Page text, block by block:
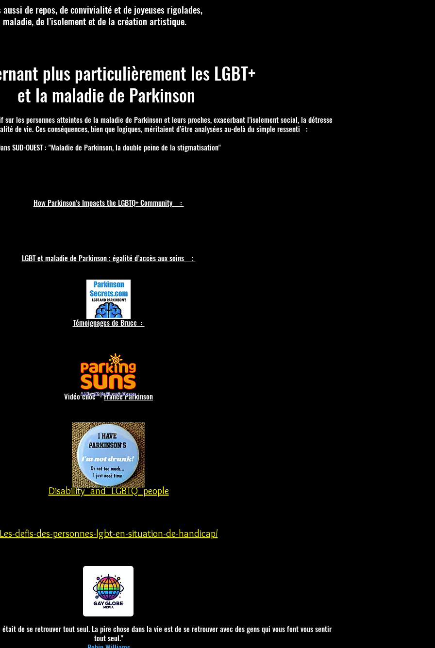
de repos, de convivialité et de joyeuses rigolades,
de l’isolement et de la création artistique.
plus particulièrement les LGBT+
et la maladie de Parkinson
les personnes atteintes de la maladie de Parkinson et leurs proches, exacerbant l’isolement social, la détresse
de vie. Ces conséquences, bien que logiques, méritaient d’être analysées au-delà du simple ressenti :
SUD-OUEST : "Maladie de Parkinson, la double peine de la stigmatisation"
How Parkinson’s Impacts the LGBTQ+ Community :
LGBT et maladie de Parkinson : égalité d’accès aux soins :
Témoignages de Bruce :
Vidéo choc -France Parkinson
Disability_and_LGBTQ_people
defis-des-personnes-lgbt-en-situation-de-handicap/
de se retrouver tout seul. La pire chose dans la vie est de se retrouver avec des gens qui vous font vous sentir
tout seul."